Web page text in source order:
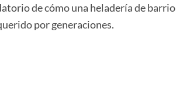
de cómo una heladería de barrio
por generaciones.